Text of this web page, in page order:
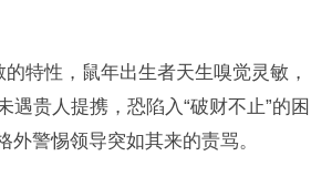
特性，鼠年出生者天生嗅觉灵敏，
贵人提携，恐陷入“破财不止”的困
警惕领导突如其来的责骂。